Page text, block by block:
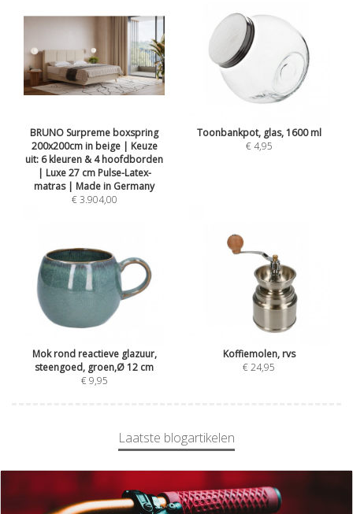
BRUNO Surpreme boxspring
200x200cm in beige | Keuze
uit: 6 kleuren & 4 hoofdborden
| Luxe 27 cm Pulse-Latex-
matras | Made in Germany
€ 3.904,00
Toonbankpot, glas, 1600 ml
€ 4,95
Mok rond reactieve glazuur,
steengoed, groen,Ø 12 cm
€ 9,95
Koffiemolen, rvs
€ 24,95
Laatste blogartikelen